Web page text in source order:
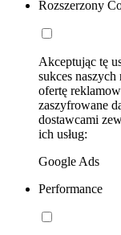
Rozszerzony
Akceptując tę
sukces
ofertę
zaszyfrowane
dostawcami
ich usług:
Google Ads
Performance